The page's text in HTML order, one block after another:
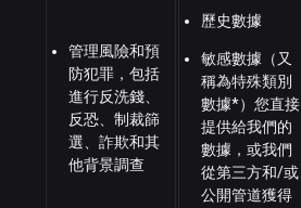
管理風險和預
防犯罪，包括
進行反洗錢、
反恐、制裁篩
選、詐欺和其
他背景調查
歷史數據
敏感數據（又
稱為特殊類別
數據*）您直接
提供給我們的
數據，或我們
從第三方和/或
公開管道獲得